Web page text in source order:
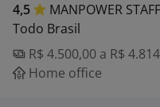
4,5 MANPOWER
Todo Brasil
R$ 4.500,00 a R$
Home office